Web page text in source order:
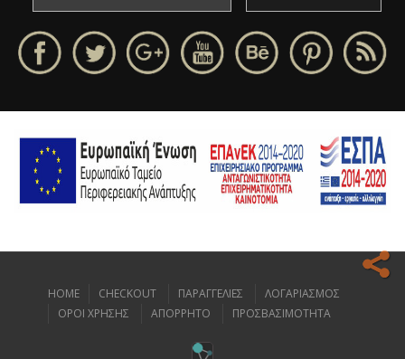
Ο ιστοχώρος μας κάνει χρήση cookies για να σας προσφέρει την
HOME CHECKOUT ΠΑΡΑΓΓΕΛΙΕΣ
ΛΟΓΑΡΙΑΣΜΟΣ
ΟΡΟΙ ΧΡΗΣΗΣ
ΑΠΟΡΡΗΤΟ ΠΡΟΣΒΑΣΙΜΟΤΗΤΑ